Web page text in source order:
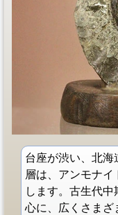
台座が渋い、北
層は、アンモナ
します。古生代
心に、広くさまざ